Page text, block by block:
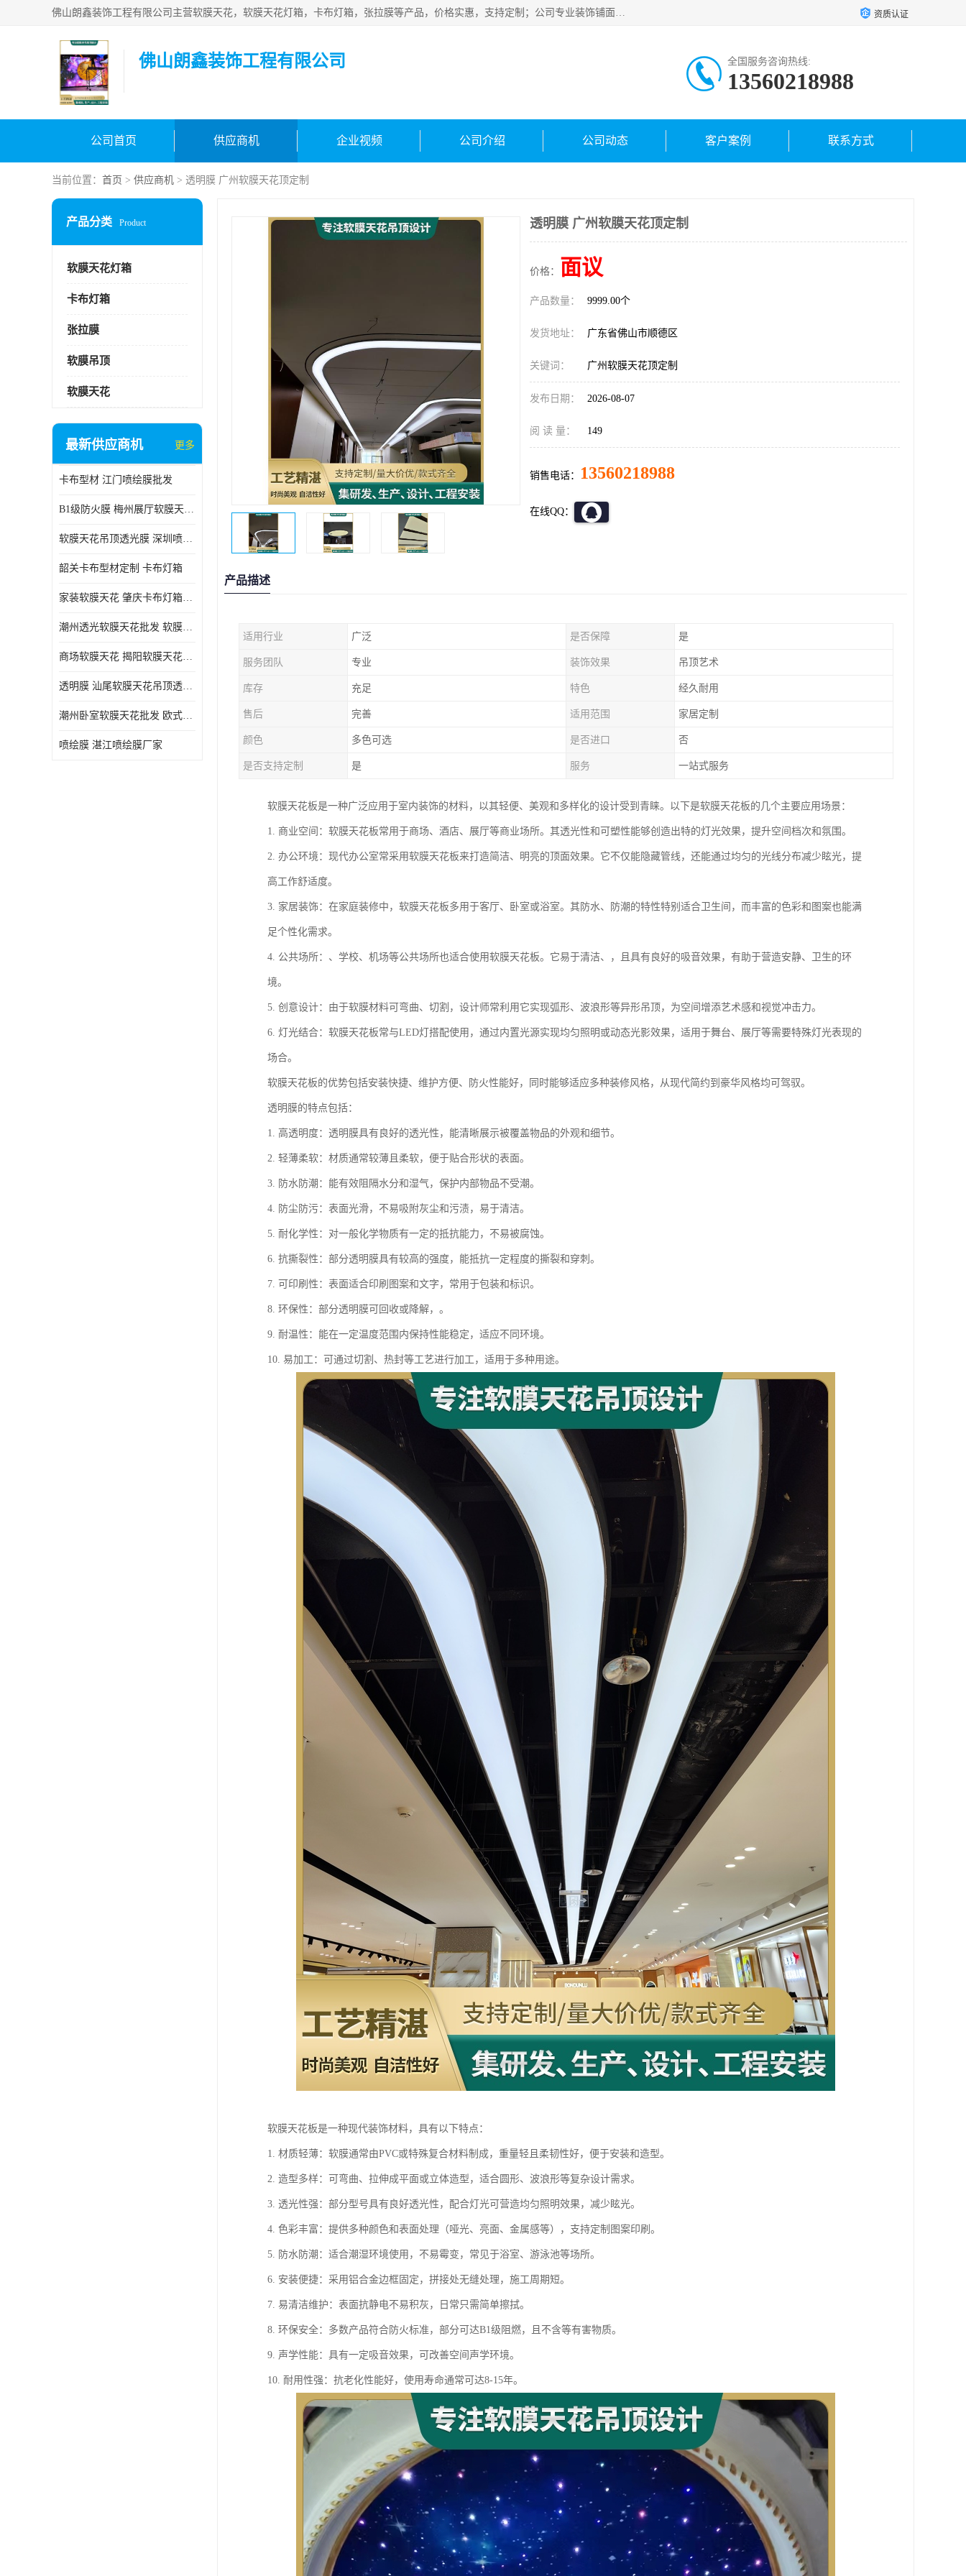
佛山朗鑫装饰工程有限公司主营软膜天花，软膜天花灯箱，卡布灯箱，张拉膜等产品，价格实惠，支持定制；公司专业装饰铺面，家居，会展特装，软膜等工程，技能精良人员，安装快、价格合理，质量保证、热诚与各方有识人士合作，欢迎新老客户来电咨询。 资质认证
佛山朗鑫装饰工程有限公司 全国服务咨询热线:
13560218988
公司首页 供应商机 企业视频 公司介绍 公司动态 客户案例 联系方式
当前位置： 首页 > 供应商机 > 透明膜 广州软膜天花顶定制
产品分类 Product
软膜天花灯箱
卡布灯箱
张拉膜
软膜吊顶
软膜天花
最新供应商机 更多
卡布型材 江门喷绘膜批发
B1级防火膜 梅州展厅软膜天花批发
软膜天花吊顶透光膜 深圳喷绘膜批发
韶关卡布型材定制 卡布灯箱
家装软膜天花 肇庆卡布灯箱批发
潮州透光软膜天花批发 软膜天花
商场软膜天花 揭阳软膜天花吊顶透光膜批发
透明膜 汕尾软膜天花吊顶透光膜定制
潮州卧室软膜天花批发 欧式软膜天花
喷绘膜 湛江喷绘膜厂家
透明膜 广州软膜天花顶定制
价格： 面议
产品数量： 9999.00个
发货地址： 广东省佛山市顺德区
关键词： 广州软膜天花顶定制
发布日期： 2026-08-07
阅 读 量： 149
销售电话： 13560218988
在线QQ：
产品描述
适用行业 广泛 是否保障 是
服务团队 专业 装饰效果 吊顶艺术
库存 充足 特色 经久耐用
售后 完善 适用范围 家居定制
颜色 多色可选 是否进口 否
是否支持定制 是 服务 一站式服务
软膜天花板是一种广泛应用于室内装饰的材料，以其轻便、美观和多样化的设计受到青睐。以下是软膜天花板的几个主要应用场景：
1. 商业空间：软膜天花板常用于商场、酒店、展厅等商业场所。其透光性和可塑性能够创造出特的灯光效果，提升空间档次和氛围。
2. 办公环境：现代办公室常采用软膜天花板来打造简洁、明亮的顶面效果。它不仅能隐藏管线，还能通过均匀的光线分布减少眩光，提
高工作舒适度。
3. 家居装饰：在家庭装修中，软膜天花板多用于客厅、卧室或浴室。其防水、防潮的特性特别适合卫生间，而丰富的色彩和图案也能满
足个性化需求。
4. 公共场所：、学校、机场等公共场所也适合使用软膜天花板。它易于清洁、，且具有良好的吸音效果，有助于营造安静、卫生的环
境。
5. 创意设计：由于软膜材料可弯曲、切割，设计师常利用它实现弧形、波浪形等异形吊顶，为空间增添艺术感和视觉冲击力。
6. 灯光结合：软膜天花板常与LED灯搭配使用，通过内置光源实现均匀照明或动态光影效果，适用于舞台、展厅等需要特殊灯光表现的
场合。
软膜天花板的优势包括安装快捷、维护方便、防火性能好，同时能够适应多种装修风格，从现代简约到豪华风格均可驾驭。
透明膜的特点包括：
1. 高透明度：透明膜具有良好的透光性，能清晰展示被覆盖物品的外观和细节。
2. 轻薄柔软：材质通常较薄且柔软，便于贴合形状的表面。
3. 防水防潮：能有效阻隔水分和湿气，保护内部物品不受潮。
4. 防尘防污：表面光滑，不易吸附灰尘和污渍，易于清洁。
5. 耐化学性：对一般化学物质有一定的抵抗能力，不易被腐蚀。
6. 抗撕裂性：部分透明膜具有较高的强度，能抵抗一定程度的撕裂和穿刺。
7. 可印刷性：表面适合印刷图案和文字，常用于包装和标识。
8. 环保性：部分透明膜可回收或降解，。
9. 耐温性：能在一定温度范围内保持性能稳定，适应不同环境。
10. 易加工：可通过切割、热封等工艺进行加工，适用于多种用途。
软膜天花板是一种现代装饰材料，具有以下特点：
1. 材质轻薄：软膜通常由PVC或特殊复合材料制成，重量轻且柔韧性好，便于安装和造型。
2. 造型多样：可弯曲、拉伸成平面或立体造型，适合圆形、波浪形等复杂设计需求。
3. 透光性强：部分型号具有良好透光性，配合灯光可营造均匀照明效果，减少眩光。
4. 色彩丰富：提供多种颜色和表面处理（哑光、亮面、金属感等），支持定制图案印刷。
5. 防水防潮：适合潮湿环境使用，不易霉变，常见于浴室、游泳池等场所。
6. 安装便捷：采用铝合金边框固定，拼接处无缝处理，施工周期短。
7. 易清洁维护：表面抗静电不易积灰，日常只需简单擦拭。
8. 环保安全：多数产品符合防火标准，部分可达B1级阻燃，且不含等有害物质。
9. 声学性能：具有一定吸音效果，可改善空间声学环境。
10. 耐用性强：抗老化性能好，使用寿命通常可达8-15年。